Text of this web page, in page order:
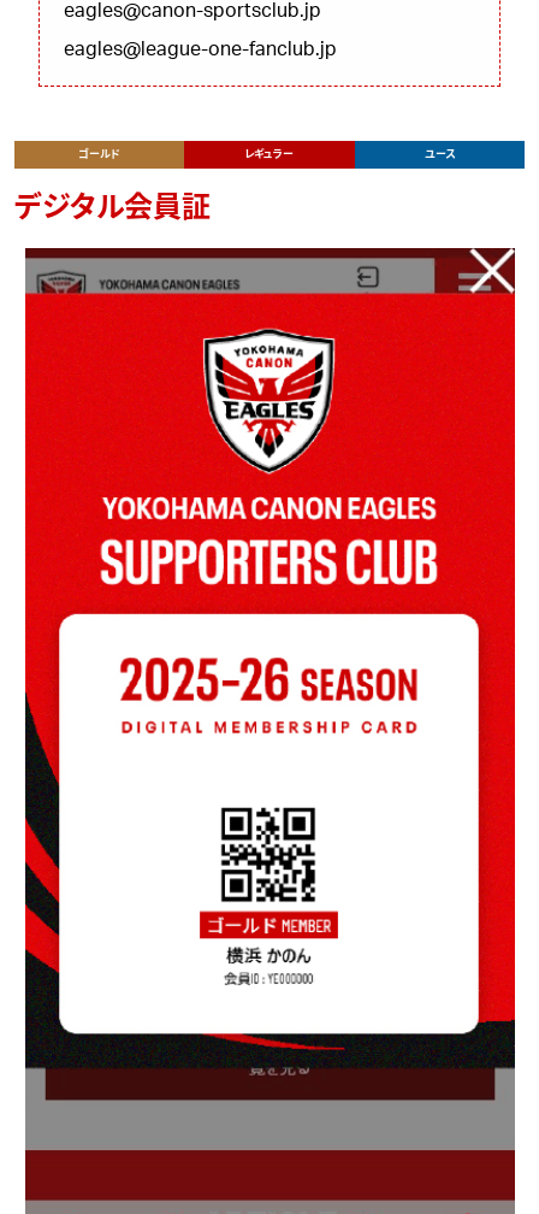
eagles@canon-sportsclub.jp
eagles@league-one-fanclub.jp
ゴールド レギュラー ユース
デジタル会員証